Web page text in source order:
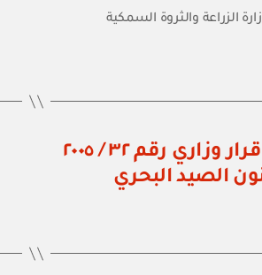
الزراعة والثروة السمكية
وزارة الزراعة والثروة السمكية: قرار وزاري رقم ٣٢ / ٢٠٠٥
الصيد البحري